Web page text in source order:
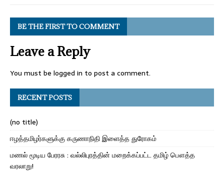
BE THE FIRST TO COMMENT
Leave a Reply
You must be logged in to post a comment.
RECENT POSTS
(no title)
ஈழத்தமிழர்களுக்கு கருணாநிதி இளைத்த துரோகம்
மணல் மூடிய பேரரசு : வல்லிபுரத்தின் மறைக்கப்பட்ட தமிழ் பௌத்த
வரலாறு!